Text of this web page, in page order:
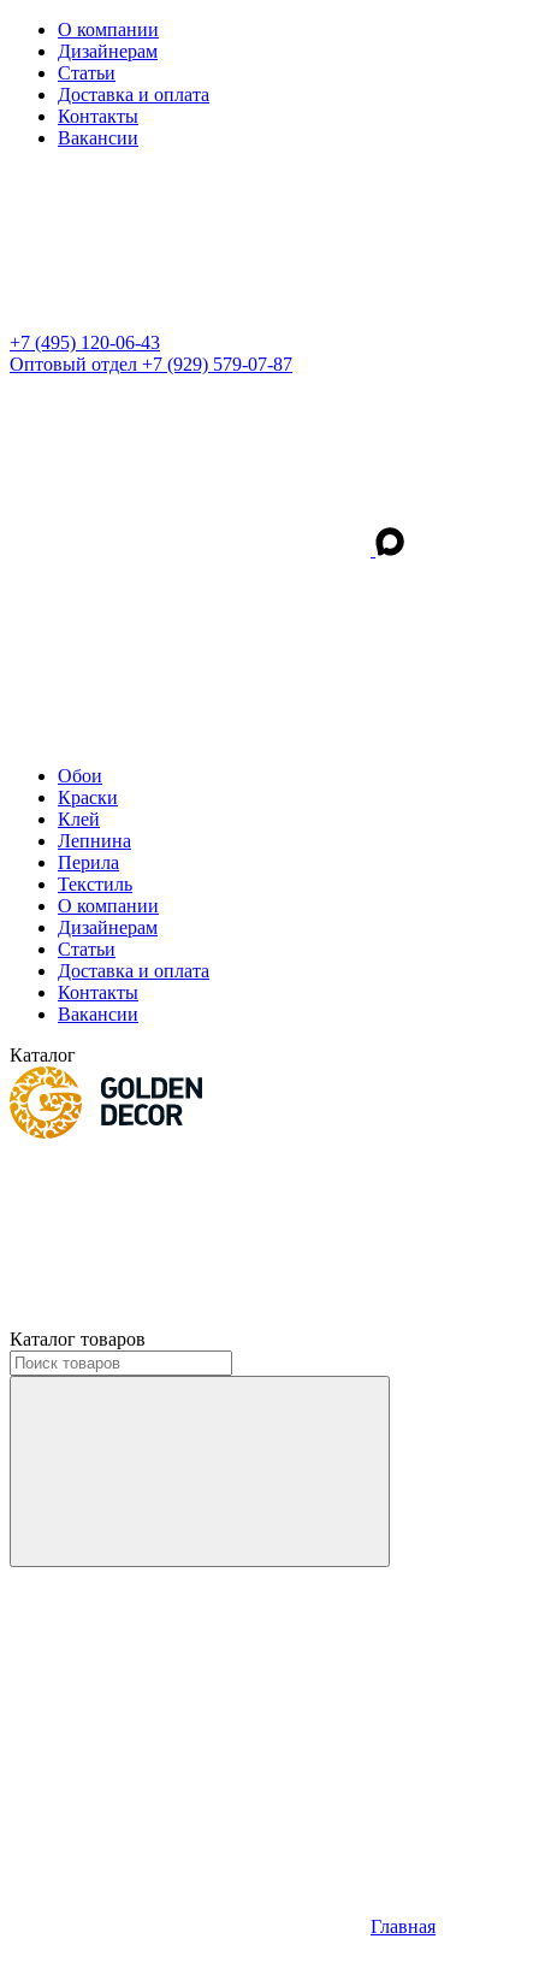
О компании
Дизайнерам
Статьи
Доставка и оплата
Контакты
Вакансии
+7 (495) 120-06-43
Оптовый отдел +7 (929) 579-07-87
Обои
Краски
Клей
Лепнина
Перила
Текстиль
О компании
Дизайнерам
Статьи
Доставка и оплата
Контакты
Вакансии
Каталог
Каталог товаров
Главная